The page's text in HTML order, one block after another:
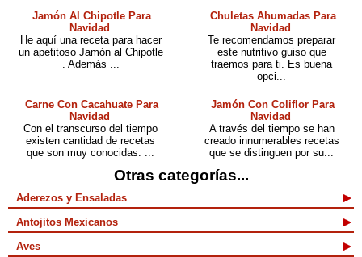
Jamón Al Chipotle Para
Navidad
He aquí una receta para hacer
un apetitoso Jamón al Chipotle
. Además ...
Chuletas Ahumadas Para
Navidad
Te recomendamos preparar
este nutritivo guiso que
traemos para ti. Es buena
opci...
Carne Con Cacahuate Para
Navidad
Con el transcurso del tiempo
existen cantidad de recetas
que son muy conocidas. ...
Jamón Con Coliflor Para
Navidad
A través del tiempo se han
creado innumerables recetas
que se distinguen por su...
Otras categorías...
Aderezos y Ensaladas
Antojitos Mexicanos
Aves